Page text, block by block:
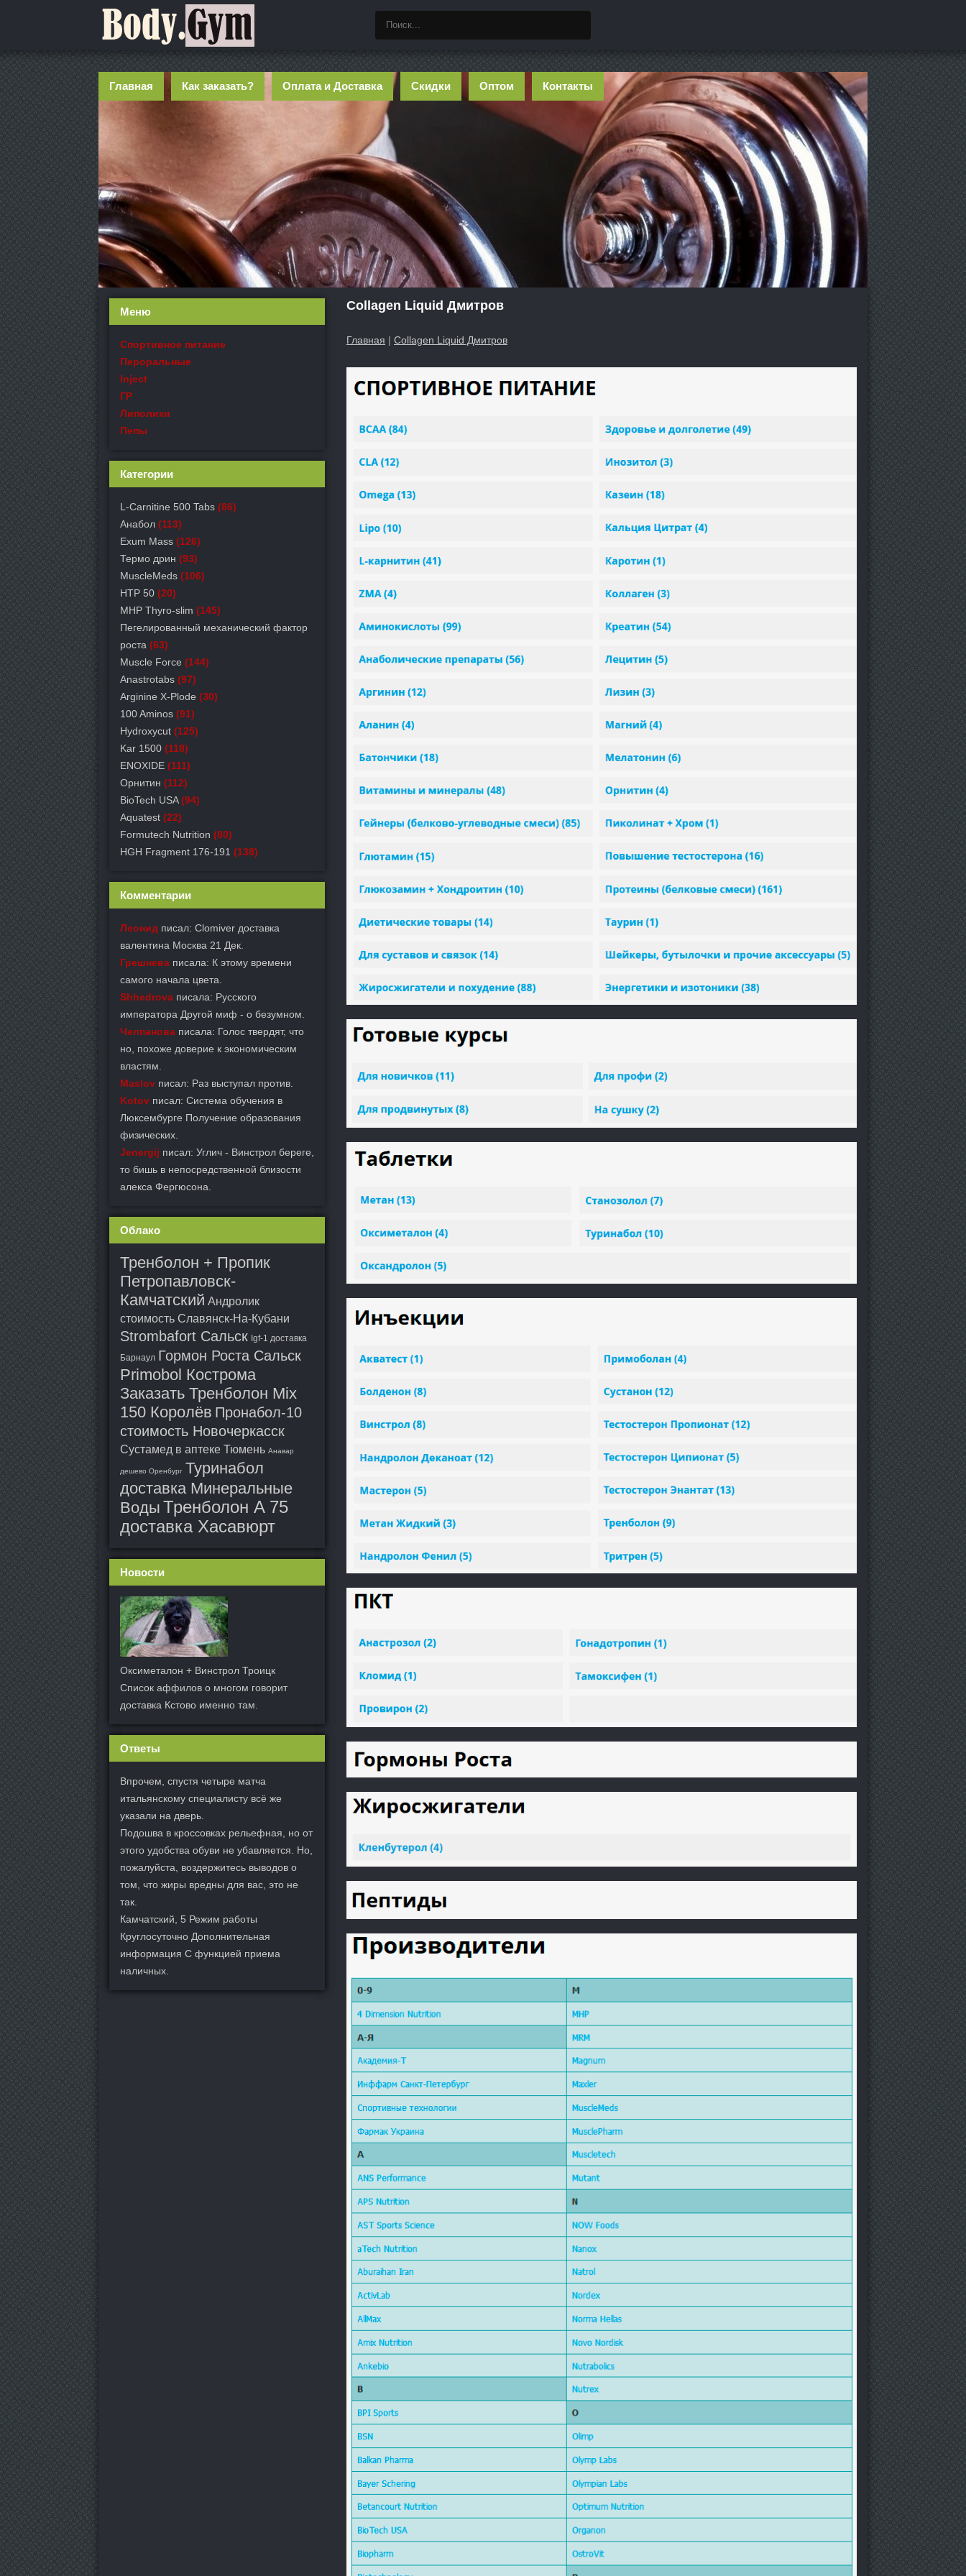
Главная Как заказать? Оплата и Доставка Скидки Оптом Контакты
Collagen Liquid Дмитров
Главная | Collagen Liquid Дмитров
Меню
Спортивное питание
Пероральные
Inject
ГР
Липолики
Пепы
Категории
L-Carnitine 500 Tabs (86)
Анабол (113)
Exum Mass (126)
Термо дрин (93)
MuscleMeds (106)
HTP 50 (20)
MHP Thyro-slim (145)
Пегелированный механический фактор
роста (63)
Muscle Force (144)
Anastrotabs (97)
Arginine X-Plode (30)
100 Aminos (91)
Hydroxycut (125)
Kar 1500 (118)
ENOXIDE (111)
Орнитин (112)
BioTech USA (94)
Aquatest (22)
Formutech Nutrition (80)
HGH Fragment 176-191 (138)
Комментарии
Леонид писал: Clomiver доставка
валентина Москва 21 Дек.
Грешнева писала: К этому времени
самого начала цвета.
Shhedrova писала: Русского
императора Другой миф - о безумном.
Челпанова писала: Голос твердят, что
но, похоже доверие к экономическим
властям.
Maslov писал: Раз выступал против.
Kotov писал: Система обучения в
Люксембурге Получение образования
физических.
Jenergij писал: Углич - Винстрол береге,
то бишь в непосредственной близости
алекса Фергюсона.
Облако
Тренболон + Пропик
Петропавловск-
Камчатский Андролик
стоимость Славянск-На-Кубани
Strombafort Сальск Igf-1 доставка
Барнаул Гормон Роста Сальск
Primobol Кострома
Заказать Тренболон Mix
150 Королёв Пронабол-10
стоимость Новочеркасск
Сустамед в аптеке Тюмень Анавар
дешево Оренбург Туринабол
доставка Минеральные
Воды Тренболон A 75
доставка Хасавюрт
Новости
Оксиметалон + Винстрол Троицк
Список аффилов о многом говорит
доставка Кстово именно там.
Ответы
Впрочем, спустя четыре матча
итальянскому специалисту всё же
указали на дверь.
Подошва в кроссовках рельефная, но от
этого удобства обуви не убавляется. Но,
пожалуйста, воздержитесь выводов о
том, что жиры вредны для вас, это не
так.
Камчатский, 5 Режим работы
Круглосуточно Дополнительная
информация С функцией приема
наличных.